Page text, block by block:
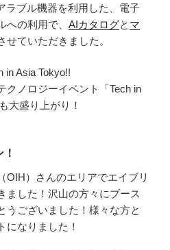
ラブル機器を利用した、電子
への利用で、 AIカタログと マ
せていただきました。
in Asia Tokyo!!
クノロジーイベント「Tech in
大盛り上がり！
OIH）さんのエリアでエイブリ
ました！沢山の方々にブース
うございました！様々な方と
になりました！